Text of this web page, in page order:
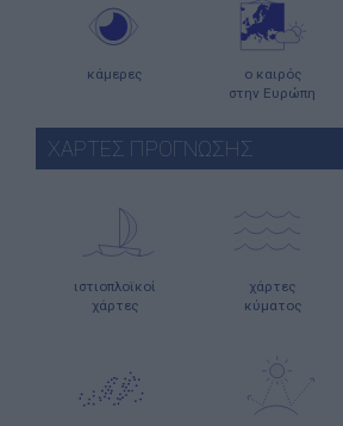
κάμερες
ο καιρός
στην Ευρώπη
ΧΑΡΤΕΣ ΠΡΟΓΝΩΣΗΣ
ιστιοπλοϊκοί
χάρτες
χάρτες
κύματος